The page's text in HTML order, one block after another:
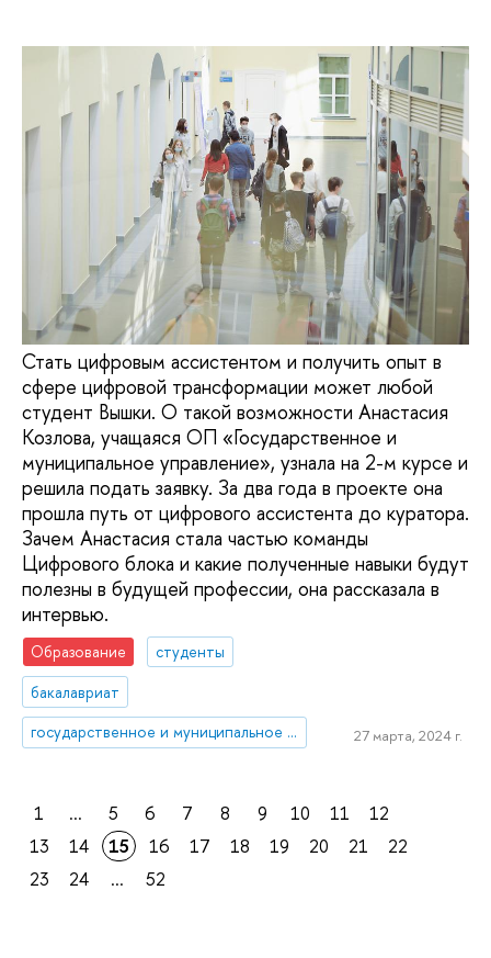
Стать цифровым ассистентом и получить опыт в
сфере цифровой трансформации может любой
студент Вышки. О такой возможности Анастасия
Козлова, учащаяся ОП «Государственное и
муниципальное управление», узнала на 2-м курсе и
решила подать заявку. За два года в проекте она
прошла путь от цифрового ассистента до куратора.
Зачем Анастасия стала частью команды
Цифрового блока и какие полученные навыки будут
полезны в будущей профессии, она рассказала в
интервью.
Образование
студенты
бакалавриат
государственное и муниципальное управление
27 марта, 2024 г.
1 ... 5 6 7 8 9 10 11
12
13
14 15 16 17 18 19 20 21
22
23
24 ... 52